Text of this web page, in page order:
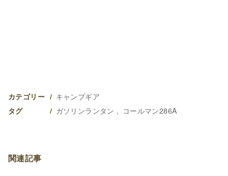
カテゴリー キャンプギア
タグ ガソリンランタン コールマン286A
関連記事